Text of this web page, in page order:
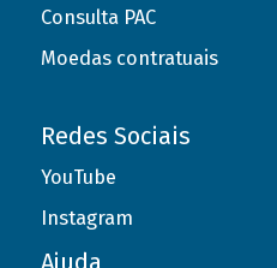
Consulta PAC
Moedas contratuais
Redes Sociais
YouTube
Instagram
Ajuda